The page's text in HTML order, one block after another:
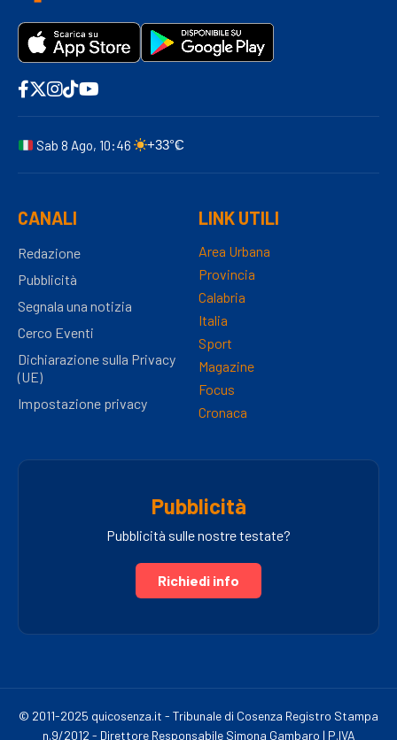
Sab 8 Ago, 10:46 +33°C
CANALI
Redazione
Pubblicità
Segnala una notizia
Cerco Eventi
Dichiarazione sulla Privacy
(UE)
Impostazione privacy
LINK UTILI
Area Urbana
Provincia
Calabria
Italia
Sport
Magazine
Focus
Cronaca
Pubblicità
Pubblicità sulle nostre testate?
Richiedi info
© 2011-2025 quicosenza.it - Tribunale di Cosenza Registro Stampa
n.9/2012 - Direttore Responsabile Simona Gambaro | P.IVA